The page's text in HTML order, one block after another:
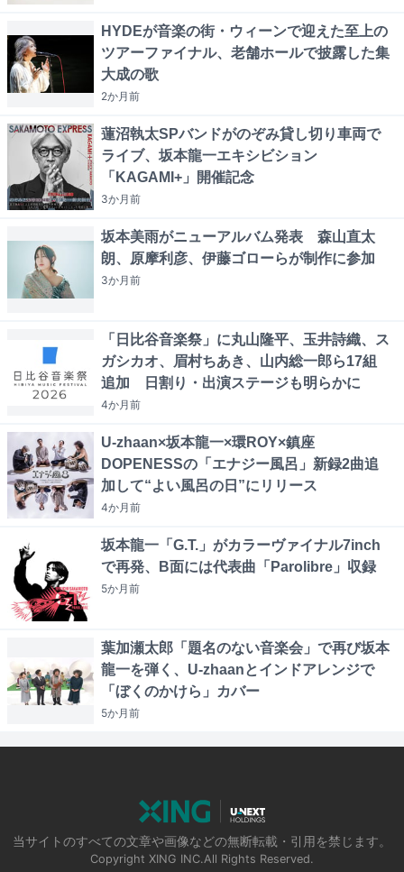
HYDEが音楽の街・ウィーンで迎えた至上の
ツアーファイナル、老舗ホールで披露した集
大成の歌
2か月前
蓮沼執太SPバンドがのぞみ貸し切り車両で
ライブ、坂本龍一エキシビション
「KAGAMI+」開催記念
3か月前
坂本美雨がニューアルバム発表 森山直太
朗、原摩利彦、伊藤ゴローらが制作に参加
3か月前
「日比谷音楽祭」に丸山隆平、玉井詩織、ス
ガシカオ、眉村ちあき、山内総一郎ら17組
追加 日割り・出演ステージも明らかに
4か月前
U-zhaan×坂本龍一×環ROY×鎮座
DOPENESSの「エナジー風呂」新録2曲追
加して“よい風呂の日”にリリース
4か月前
坂本龍一「G.T.」がカラーヴァイナル7inch
で再発、B面には代表曲「Parolibre」収録
5か月前
葉加瀬太郎「題名のない音楽会」で再び坂本
龍一を弾く、U-zhaanとインドアレンジで
「ぼくのかけら」カバー
5か月前
当サイトのすべての文章や画像などの無断転載・引用を禁じます。
Copyright XING INC.All Rights Reserved.